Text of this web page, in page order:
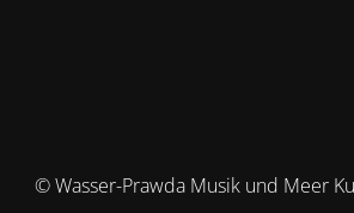
© Wasser-Prawda Musik und Meer